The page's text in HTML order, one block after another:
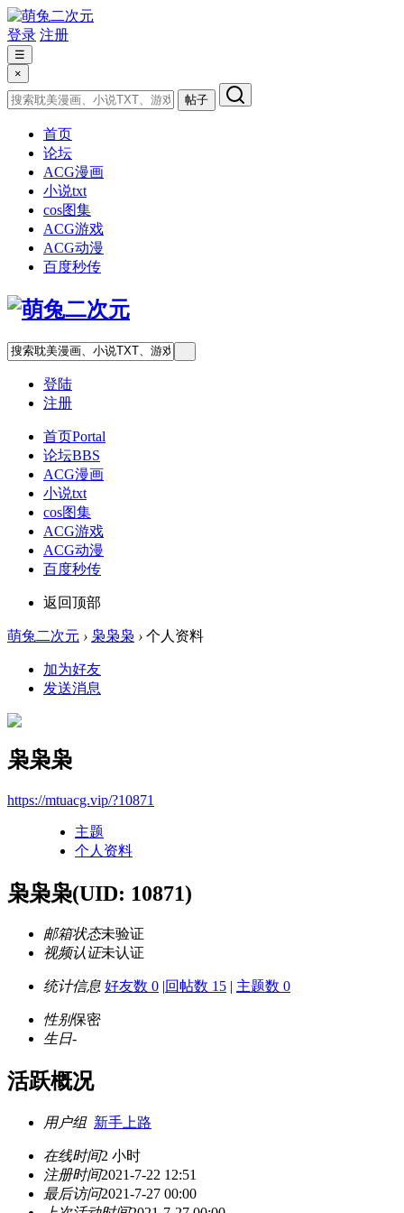
登录 注册
☰
×
帖子
首页
论坛
ACG漫画
小说txt
cos图集
ACG游戏
ACG动漫
百度秒传
登陆
注册
首页Portal
论坛BBS
ACG漫画
小说txt
cos图集
ACG游戏
ACG动漫
百度秒传
返回顶部
萌兔二次元 › 枭枭枭 › 个人资料
加为好友
发送消息
枭枭枭
https://mtuacg.vip/?10871
主题
个人资料
枭枭枭(UID: 10871)
邮箱状态未验证
视频认证未认证
统计信息 好友数 0 |回帖数 15 | 主题数 0
性别保密
生日-
活跃概况
用户组 新手上路
在线时间2 小时
注册时间2021-7-22 12:51
最后访问2021-7-27 00:00